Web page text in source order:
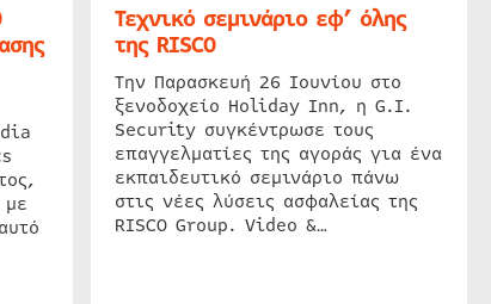
με
Τεχνικό σεμινάριο εφ’ όλης
της RISCO
Την Παρασκευή 26 Ιουνίου στο
ξενοδοχείο Holiday Inn, η G.I.
Security συγκέντρωσε τους
επαγγελματίες της αγοράς για ένα
εκπαιδευτικό σεμινάριο πάνω
στις νέες λύσεις ασφαλείας της
RISCO Group. Video &…